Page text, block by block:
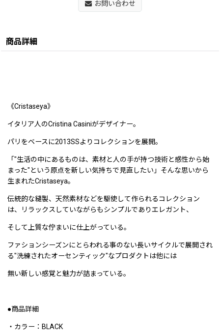
お問い合わせ
商品詳細
《Cristaseya》
イタリア人のCristina Casiniがデザイナー。
パリをベースに2013SSよりコレクションを展開。
「"生活の中にあるものは、素材と人の手が持つ技術と感性から始
まった"という原点を新しい気持ちで見直したい」そんな思いから
生まれたCristaseya。
伝統的な縫製、天然素材などを駆使して作られるコレクション
は、リラックスしていながらもシンプルでありエレガント、
そして上質な佇まいに仕上がっている。
ファションシーズンにとらわれる事のない長いサイクルで展開され
る"洗練されたオーセンティック"なプロダクトは他には
無い新しい感覚と魅力が詰まっている。
●商品詳細
・カラー：BLACK